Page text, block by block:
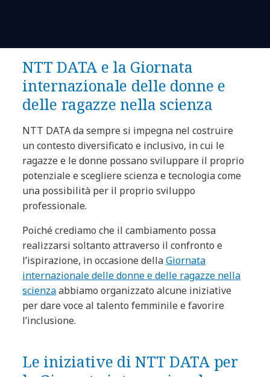
NTT DATA e la Giornata
internazionale delle donne e
delle ragazze nella scienza
NTT DATA da sempre si impegna nel costruire
un contesto diversificato e inclusivo, in cui le
ragazze e le donne possano sviluppare il proprio
potenziale e scegliere scienza e tecnologia come
una possibilità per il proprio sviluppo
professionale.
Poiché crediamo che il cambiamento possa
realizzarsi soltanto attraverso il confronto e
l’ispirazione, in occasione dellaGiornata
internazionale delle donne e delle ragazze nella
scienzaabbiamo organizzato alcune iniziative
per dare voce al talento femminile e favorire
l’inclusione.
Le iniziative di NTT DATA per